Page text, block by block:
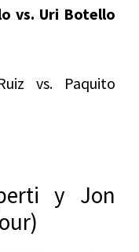
vs. Uri Botello
vs. Paquito
y Jon